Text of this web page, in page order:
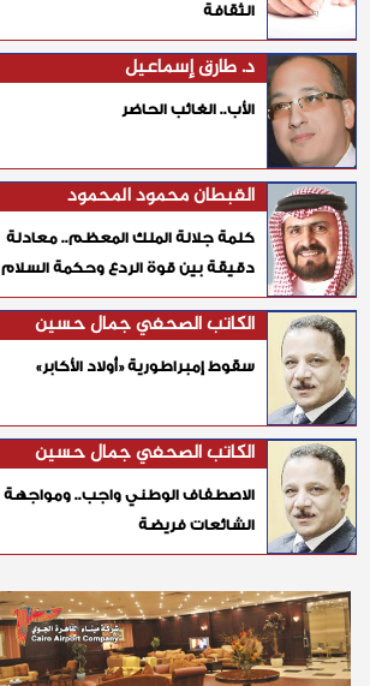
الثقافة
د. طارق إسماعيل
الأب.. الغائب الحاضر
القبطان محمود المحمود
كلمة جلالة الملك المعظم.. معادلة
دقيقة بين قوة الردع وحكمة السلام
الكاتب الصحفي جمال حسين
سقوط إمبراطورية «أولاد الأكابر»
الكاتب الصحفي جمال حسين
الاصطفاف الوطني واجب.. ومواجهة
الشائعات فريضة